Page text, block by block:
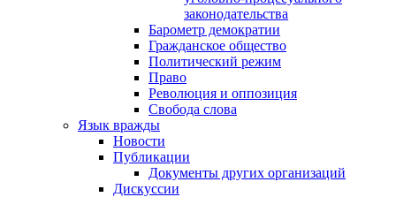
законодательства
Барометр демократии
Гражданское общество
Политический режим
Право
Революция и оппозиция
Свобода слова
Язык вражды
Новости
Публикации
Документы других организаций
Дискуссии